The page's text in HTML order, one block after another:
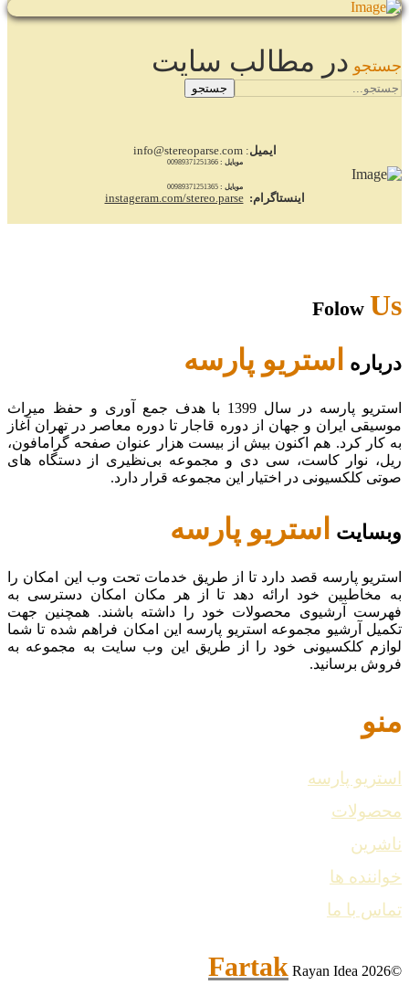
جستجو در مطالب سایت
جستجو
ایمیل : info@stereoparse.com
موبایل :00989371251366
موبایل :00989371251365
اینستاگرام: instageram.com/stereo.parse
FolowUs
درباره استریو پارسه
استریو پارسه در سال 1399 با هدف جمع آوری و حفظ میراث
موسیقی ایران و جهان از دوره قاجار تا دوره معاصر در تهران آغاز
به کار کرد. هم اکنون بیش از بیست هزار عنوان صفحه گرامافون،
ریل، نوار کاست، سی دی و مجموعه بی‌نظیری از دستگاه های
صوتی کلکسیونی در اختیار این مجموعه قرار دارد.
وبسایت استریو پارسه
استریو پارسه قصد دارد تا از طریق خدمات تحت وب این امکان را
به مخاطبین خود ارائه دهد تا از هر مکان امکان دسترسی به
فهرست آرشیوی محصولات خود را داشته باشند. همچنین جهت
تکمیل آرشیو مجموعه استریو پارسه این امکان فراهم شده تا شما
لوازم کلکسیونی خود را از طریق این وب سایت به مجموعه به
فروش برسانید.
منو
استریو پارسه
محصولات
ناشرین
خواننده ها
تماس با ما
©2026
FartakRayan Idea